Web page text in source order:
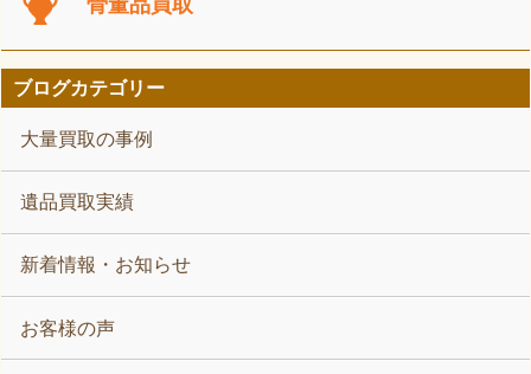
骨董品買取
ブログカテゴリー
大量買取の事例
遺品買取実績
新着情報・お知らせ
お客様の声